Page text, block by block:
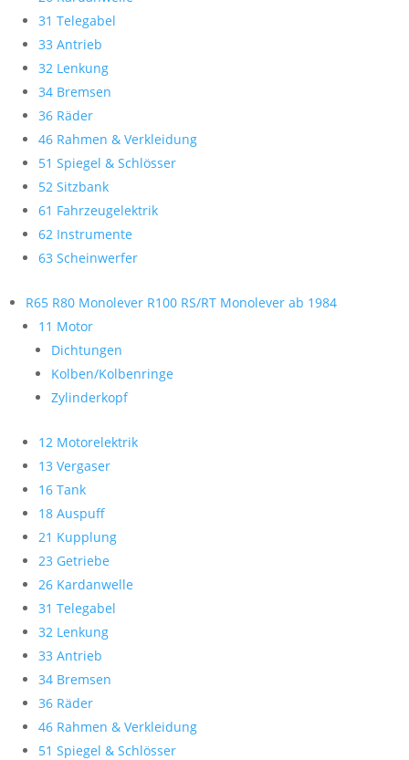
31 Telegabel
33 Antrieb
32 Lenkung
34 Bremsen
36 Räder
46 Rahmen & Verkleidung
51 Spiegel & Schlösser
52 Sitzbank
61 Fahrzeugelektrik
62 Instrumente
63 Scheinwerfer
R65 R80 Monolever R100 RS/RT Monolever ab 1984
11 Motor
Dichtungen
Kolben/Kolbenringe
Zylinderkopf
12 Motorelektrik
13 Vergaser
16 Tank
18 Auspuff
21 Kupplung
23 Getriebe
26 Kardanwelle
31 Telegabel
32 Lenkung
33 Antrieb
34 Bremsen
36 Räder
46 Rahmen & Verkleidung
51 Spiegel & Schlösser